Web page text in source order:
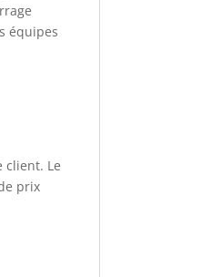
équipes
client. Le
prix